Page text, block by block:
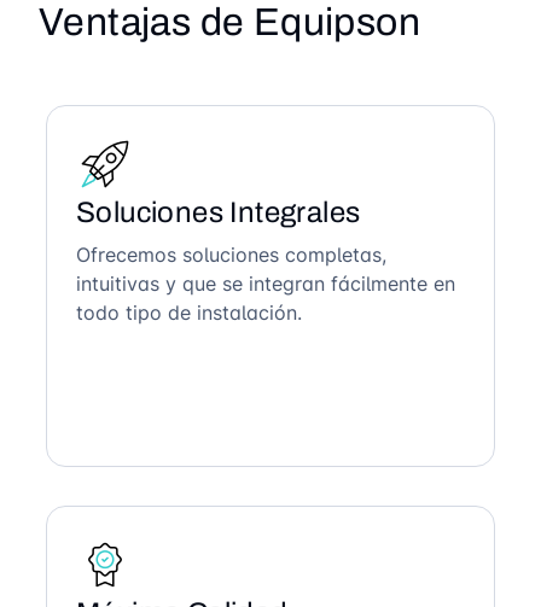
Ventajas de Equipson
Soluciones Integrales
Ofrecemos soluciones completas,
intuitivas y que se integran fácilmente en
todo tipo de instalación.